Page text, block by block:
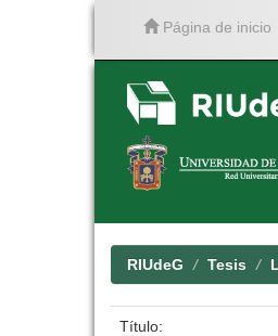
Página de inicio
RIUdeG Tesis
Título: